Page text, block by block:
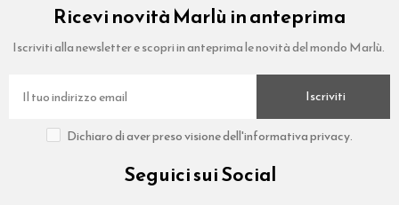
Ricevi novità Marlù in anteprima
Iscriviti alla newsletter e scopri in anteprima le novità del mondo Marlù.
Iscriviti
Dichiaro di aver preso visione dell'informativa privacy.
Seguici sui Social